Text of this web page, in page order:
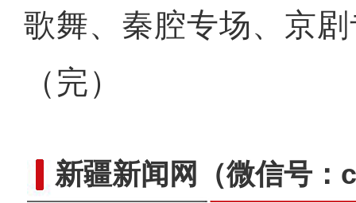
歌舞、秦腔专场、京
（完）
新疆新闻网 （微信号